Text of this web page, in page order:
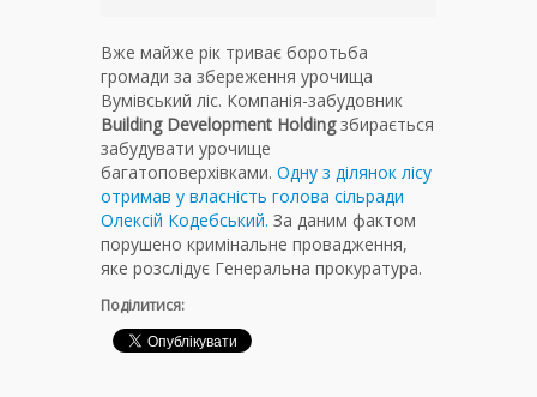
Вже майже рік триває боротьба
громади за збереження урочища
Вумівський ліс. Компанія-забудовник
Building Development Holdingзбирається
забудувати урочище
багатоповерхівками. Одну з ділянок лісу
отримав у власність голова сільради
Олексій Кодебський. За даним фактом
порушено кримінальне провадження,
яке розслідує Генеральна прокуратура.
Поділитися: